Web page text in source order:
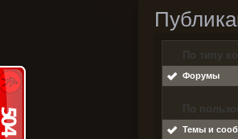
По типу
Форумы
По
Темы и